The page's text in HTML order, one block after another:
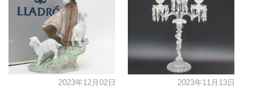
2023年12月02日 2023年11月13日